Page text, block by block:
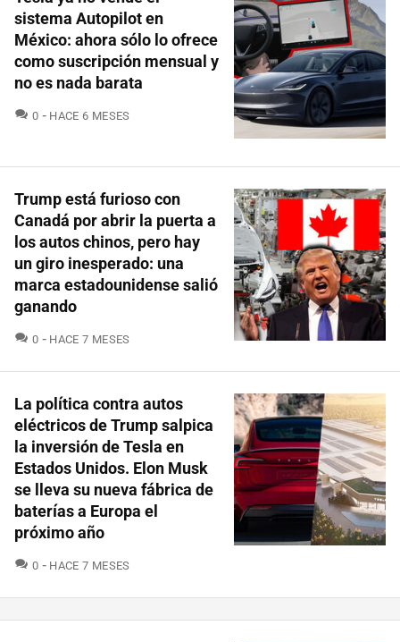
sistema Autopilot en
México: ahora sólo lo ofrece
como suscripción mensual y
no es nada barata
0 COMENTARIOS
HACE 6 MESES
Trump está furioso con
Canadá por abrir la puerta a
los autos chinos, pero hay
un giro inesperado: una
marca estadounidense salió
ganando
0 COMENTARIOS
HACE 7 MESES
La política contra autos
eléctricos de Trump salpica
la inversión de Tesla en
Estados Unidos. Elon Musk
se lleva su nueva fábrica de
baterías a Europa el
próximo año
0 COMENTARIOS
HACE 7 MESES